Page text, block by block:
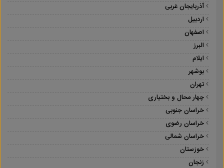
آذربایجان غربی
اردبیل
اصفهان
البرز
ایلام
بوشهر
تهران
چهار محال و بختیاری
خراسان جنوبی
خراسان رضوی
خراسان شمالی
خوزستان
زنجان